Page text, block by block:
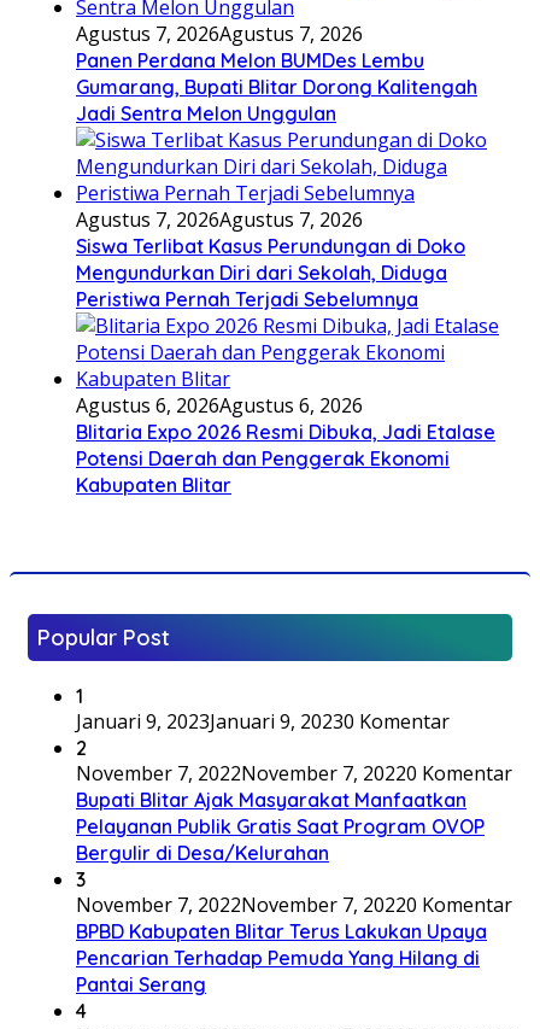
Agustus 7, 2026Agustus 7, 2026
Panen Perdana Melon BUMDes Lembu
Gumarang, Bupati Blitar Dorong Kalitengah
Jadi Sentra Melon Unggulan
Agustus 7, 2026Agustus 7, 2026
Siswa Terlibat Kasus Perundungan di Doko
Mengundurkan Diri dari Sekolah, Diduga
Peristiwa Pernah Terjadi Sebelumnya
Agustus 6, 2026Agustus 6, 2026
Blitaria Expo 2026 Resmi Dibuka, Jadi Etalase
Potensi Daerah dan Penggerak Ekonomi
Kabupaten Blitar
Popular Post
1
Januari 9, 2023Januari 9, 20230 Komentar
2
November 7, 2022November 7, 20220 Komentar
Bupati Blitar Ajak Masyarakat Manfaatkan
Pelayanan Publik Gratis Saat Program OVOP
Bergulir di Desa/Kelurahan
3
November 7, 2022November 7, 20220 Komentar
BPBD Kabupaten Blitar Terus Lakukan Upaya
Pencarian Terhadap Pemuda Yang Hilang di
Pantai Serang
4